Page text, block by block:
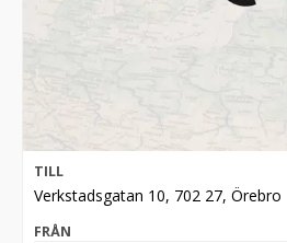
TILL
Verkstadsgatan 10, 702 27, Örebro
FRÅN